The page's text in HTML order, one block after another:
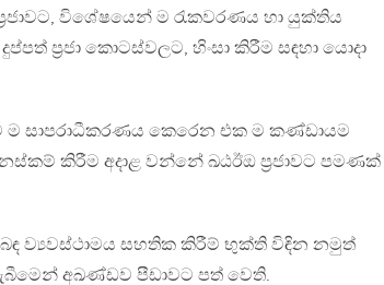
විශේෂයෙන් ම රැකවරණය හා යුක්තිය
ප‍්‍රජා කොටස්වලට, හිංසා කිරීම සඳහා යොදා
ම සාපරාධීකරණය කෙරෙන එක ම කණ්ඩායම
කිරීම අදාළ වන්නේ ඛඨඊඔ ප‍්‍රජාවට පමණක්
ව්‍යවස්ථාමය සහතික කිරීම් භුක්ති විඳින නමුත්
අඛණ්ඩව පීඩාවට පත් වෙති.